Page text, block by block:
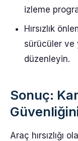
izleme
Hırsızlık
sürücüler ve
düzenleyin.
Sonuç:
Araç hırsızlığı